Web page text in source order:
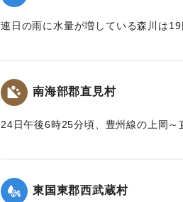
連日の雨に水量が増している森川は
となり、小野、鬼丸の2橋はたちまち
防夫は川沿いの家々に馳せ、家財を
の大騒ぎとなった。森水電は各所に
【出典：大分新聞 大正12年6月24日
南海部郡直見村
24日午後6時25分頃、豊州線の上岡
路を閉鎖した。そのため同日午後8時
じく重岡発午後9時10分の上り列車は
った。急報によって大分運輸事務所
東国東郡西武蔵村